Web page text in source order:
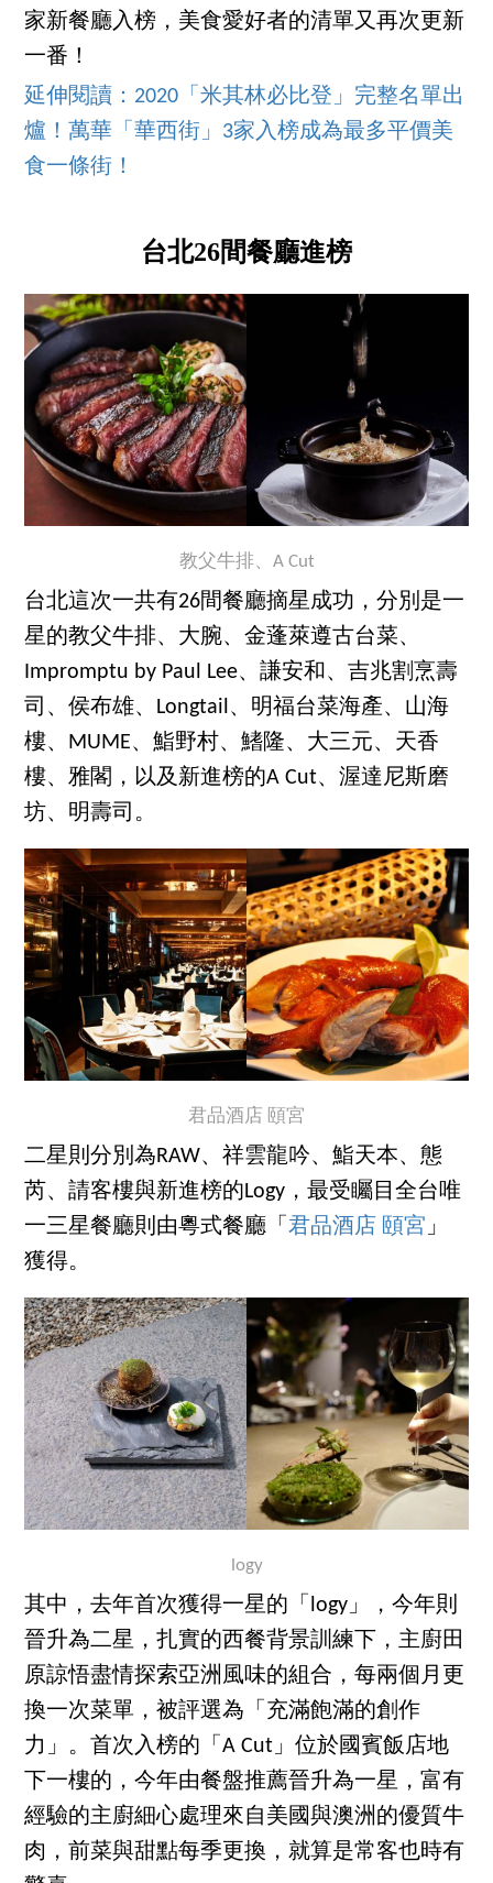
家新餐廳入榜，美食愛好者的清單又再次更新
一番！
延伸閱讀：2020「米其林必比登」完整名單出
爐！萬華「華西街」3家入榜成為最多平價美
食一條街！
台北26間餐廳進榜
教父牛排、A Cut
台北這次一共有26間餐廳摘星成功，分別是一
星的教父牛排、大腕、金蓬萊遵古台菜、
Impromptu by Paul Lee、謙安和、吉兆割烹壽
司、侯布雄、Longtail、明福台菜海產、山海
樓、MUME、鮨野村、鰭隆、大三元、天香
樓、雅閣，以及新進榜的A Cut、渥達尼斯磨
坊、明壽司。
君品酒店 頤宮
二星則分別為RAW、祥雲龍吟、鮨天本、態
芮、請客樓與新進榜的Logy，最受矚目全台唯
一三星餐廳則由粵式餐廳「君品酒店 頤宮 」
獲得。
logy
其中，去年首次獲得一星的「logy」，今年則
晉升為二星，扎實的西餐背景訓練下，主廚田
原諒悟盡情探索亞洲風味的組合，每兩個月更
換一次菜單，被評選為「充滿飽滿的創作
力」。首次入榜的「A Cut」位於國賓飯店地
下一樓的，今年由餐盤推薦晉升為一星，富有
經驗的主廚細心處理來自美國與澳洲的優質牛
肉，前菜與甜點每季更換，就算是常客也時有